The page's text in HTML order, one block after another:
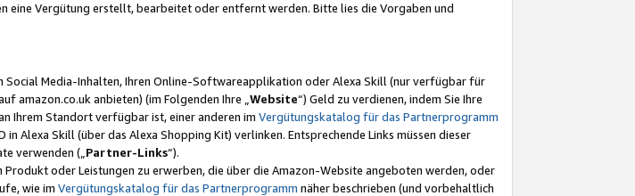
eine Vergütung erstellt, bearbeitet oder entfernt werden. Bitte lies die Vorgaben und
Media-Inhalten, Ihren Online-Softwareapplikation oder Alexa Skill (nur verfügbar für
amazon.co.uk anbieten) (im Folgenden Ihre „ Website“) Geld zu verdienen, indem Sie Ihre
Ihrem Standort verfügbar ist, einer anderen im Vergütungskatalog für das Partnerprogramm
in Alexa Skill (über das Alexa Shopping Kit) verlinken. Entsprechende Links müssen dieser
verwenden („ Partner-Links“).
oder Leistungen zu erwerben, die über die Amazon-Website angeboten werden, oder
wie im Vergütungskatalog für das Partnerprogramm näher beschrieben (und vorbehaltlich